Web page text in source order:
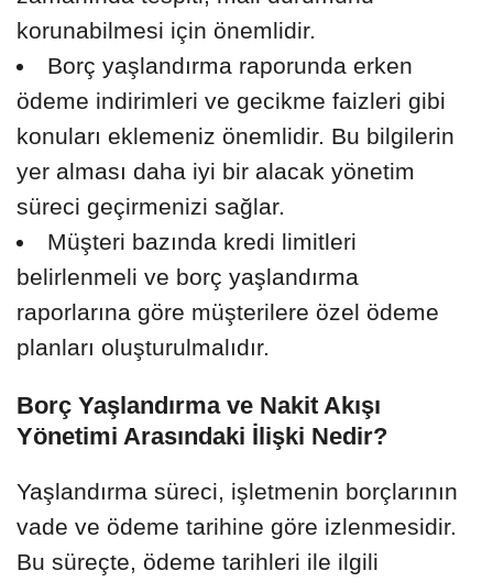
korunabilmesi için önemlidir.
Borç yaşlandırma raporunda erken
ödeme indirimleri ve gecikme faizleri gibi
konuları eklemeniz önemlidir. Bu bilgilerin
yer alması daha iyi bir alacak yönetim
süreci geçirmenizi sağlar.
Müşteri bazında kredi limitleri
belirlenmeli ve borç yaşlandırma
raporlarına göre müşterilere özel ödeme
planları oluşturulmalıdır.
Borç Yaşlandırma ve Nakit Akışı
Yönetimi Arasındaki İlişki Nedir?
Yaşlandırma süreci, işletmenin borçlarının
vade ve ödeme tarihine göre izlenmesidir.
Bu süreçte, ödeme tarihleri ile ilgili